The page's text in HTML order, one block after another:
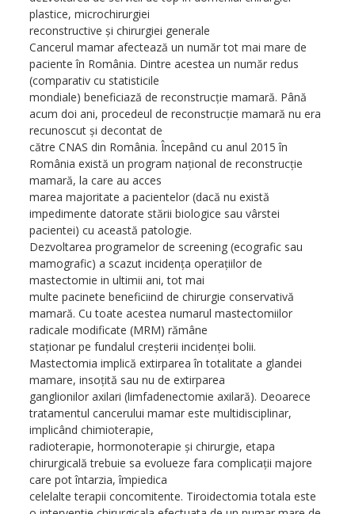
plastice, microchirurgiei
reconstructive şi chirurgiei generale
Cancerul mamar afectează un număr tot mai mare de
paciente în România. Dintre acestea un număr redus
(comparativ cu statisticile
mondiale) beneficiază de reconstrucţie mamară. Până
acum doi ani, procedeul de reconstrucţie mamară nu era
recunoscut şi decontat de
către CNAS din România. Începând cu anul 2015 în
România există un program naţional de reconstrucţie
mamară, la care au acces
marea majoritate a pacientelor (dacă nu există
impedimente datorate stării biologice sau vârstei
pacientei) cu această patologie.
Dezvoltarea programelor de screening (ecografic sau
mamografic) a scazut incidenţa operaţiilor de
mastectomie in ultimii ani, tot mai
multe pacinete beneficiind de chirurgie conservativă
mamară. Cu toate acestea numarul mastectomiilor
radicale modificate (MRM) rămâne
staţionar pe fundalul creşterii incidenţei bolii.
Mastectomia implică extirparea în totalitate a glandei
mamare, insoţită sau nu de extirparea
ganglionilor axilari (limfadenectomie axilară). Deoarece
tratamentul cancerului mamar este multidisciplinar,
implicând chimioterapie,
radioterapie, hormonoterapie şi chirurgie, etapa
chirurgicală trebuie sa evolueze fara complicaţii majore
care pot întarzia, împiedica
celelalte terapii concomitente. Tiroidectomia totala este